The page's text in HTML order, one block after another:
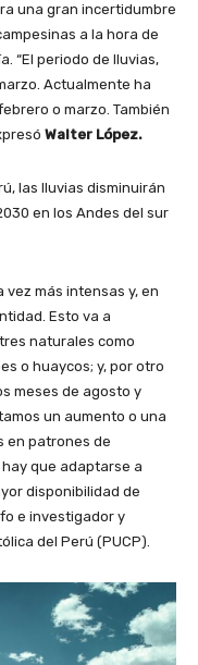
una gran incertidumbre
a la hora de
“El periodo de lluvias,
Actualmente ha
o marzo. También
Walter López.
las lluvias disminuirán
en los Andes del sur
vez más intensas y, en
Esto va a
naturales como
o huaycos; y, por otro
meses de agosto y
un aumento o una
en patrones de
que adaptarse a
disponibilidad de
e investigador y
del Perú (PUCP).